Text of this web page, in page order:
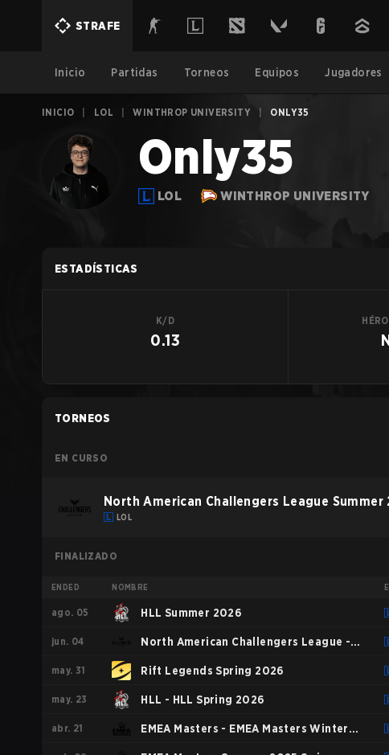
STRAFE
Inicio Partidas Torneos Equipos Jugadores
INICIO LOL WINTHROP UNIVERSITY ONLY35
Only35
LOL WINTHROP UNIVERSITY
ESTADÍSTICAS
K/D
0.13
TORNEOS
EN CURSO
North American Challengers League Summer
LOL
FINALIZADO
ENDED NOMBRE
ago. 05 HLL Summer 2026
jun. 04 North American Challengers League -
North American Challengers League
Spring 2026
may. 31 Rift Legends Spring 2026
may. 23 HLL - HLL Spring 2026
abr. 21 EMEA Masters - EMEA Masters Winter